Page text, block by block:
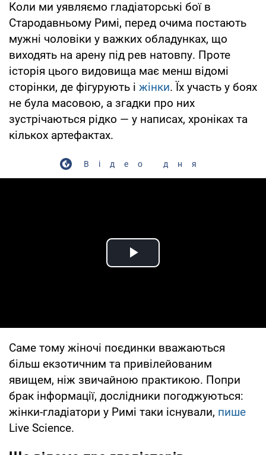
Коли ми уявляємо гладіаторські бої в
Стародавньому Римі, перед очима постають
мужні чоловіки у важких обладунках, що
виходять на арену під рев натовпу. Проте
історія цього видовища має менш відомі
сторінки, де фігурують і жінки. Їх участь у боях
не була масовою, а згадки про них
зустрічаються рідко — у написах, хроніках та
кількох артефактах.
Відео дня
Play Video
Саме тому жіночі поєдинки вважаються
більш екзотичним та привілейованим
явищем, ніж звичайною практикою. Попри
брак інформації, дослідники погоджуються:
жінки-гладіатори у Римі таки існували, пише
Live Science.